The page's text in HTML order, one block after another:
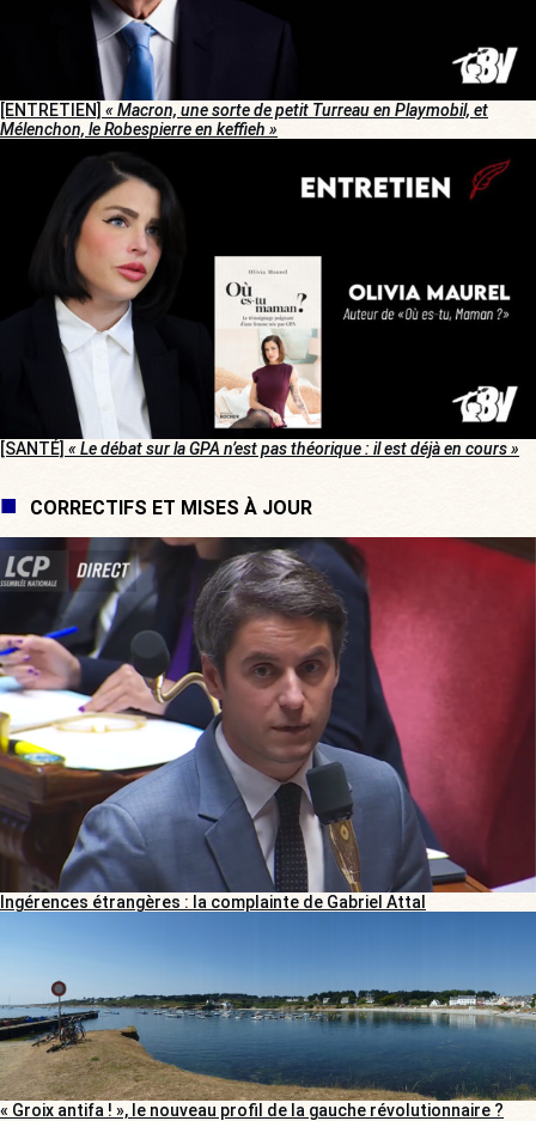
[ENTRETIEN] « Macron, une sorte de petit Turreau en Playmobil, et
Mélenchon, le Robespierre en keffieh »
[SANTÉ] « Le débat sur la GPA n’est pas théorique : il est déjà en cours »
CORRECTIFS ET MISES À JOUR
Ingérences étrangères : la complainte de Gabriel Attal
« Groix antifa ! », le nouveau profil de la gauche révolutionnaire ?